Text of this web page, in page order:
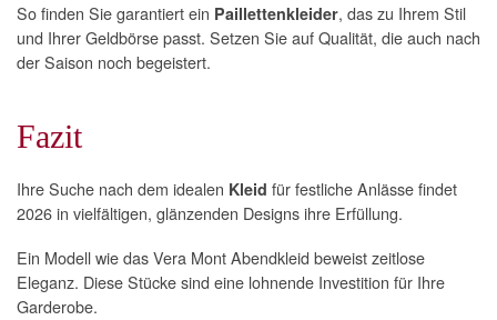
So finden Sie garantiert ein Paillettenkleider, das zu Ihrem Stil
und Ihrer Geldbörse passt. Setzen Sie auf Qualität, die auch nach
der Saison noch begeistert.
Fazit
Ihre Suche nach dem idealen Kleid für festliche Anlässe findet
2026 in vielfältigen, glänzenden Designs ihre Erfüllung.
Ein Modell wie das Vera Mont Abendkleid beweist zeitlose
Eleganz. Diese Stücke sind eine lohnende Investition für Ihre
Garderobe.